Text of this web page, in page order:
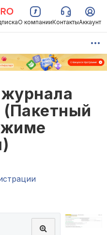
О компанииКонтактыАккаунт
(Пакетный